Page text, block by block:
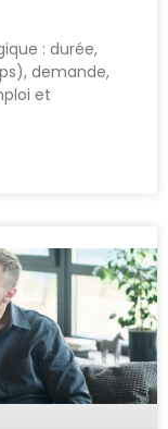
: durée,
demande,
et